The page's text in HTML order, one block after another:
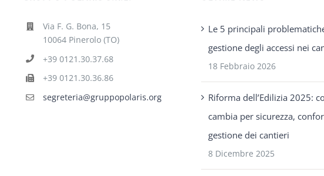
Via F. G. Bona, 15
10064 Pinerolo (TO)
+39 0121.30.37.68
+39 0121.30.36.86
segreteria@gruppopolaris.org
Le 5 principali
gestione degli accessi nei
18 Febbraio 2026
Riforma dell’Edilizia 2025:
cambia per sicurezza,
gestione dei cantieri
8 Dicembre 2025